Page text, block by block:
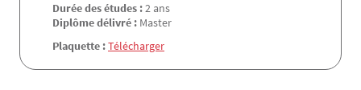
Durée des études :2 ans
Diplôme délivré : Master
Plaquette :Télécharger